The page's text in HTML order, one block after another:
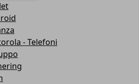
- Telefoni